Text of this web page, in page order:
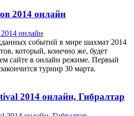
2014 онлайн
событий в мире шахмат 2014
который, конечно же, будет
сайте в онлайн режиме. Первый
турнир 30 марта.
2014 онлайн, Гибралтар